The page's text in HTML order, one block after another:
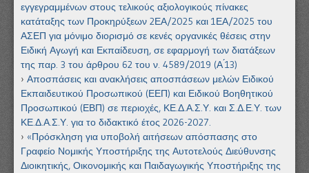
εγγεγραμμένων στους τελικούς αξιολογικούς πίνακες
κατάταξης των Προκηρύξεων 2ΕΑ/2025 και 1ΕΑ/2025 του
ΑΣΕΠ για μόνιμο διορισμό σε κενές οργανικές θέσεις στην
Ειδική Αγωγή και Εκπαίδευση, σε εφαρμογή των διατάξεων
της παρ. 3 του άρθρου 62 του ν. 4589/2019 (Α ́13)
Αποσπάσεις και ανακλήσεις αποσπάσεων μελών Ειδικού
Εκπαιδευτικού Προσωπικού (ΕΕΠ) και Ειδικού Βοηθητικού
Προσωπικού (ΕΒΠ) σε περιοχές, ΚΕ.Δ.Α.Σ.Υ. και Σ.Δ.Ε.Υ. των
ΚΕ.Δ.Α.Σ.Υ. για το διδακτικό έτος 2026-2027.
«Πρόσκληση για υποβολή αιτήσεων απόσπασης στο
Γραφείο Νομικής Υποστήριξης της Αυτοτελούς Διεύθυνσης
Διοικητικής, Οικονομικής και Παιδαγωγικής Υποστήριξης της